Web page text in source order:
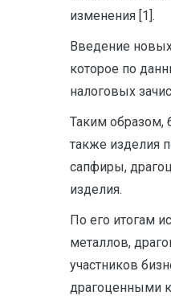
изменения [1].
Введение
которое по
налоговых
Таким образом,
также изделия
сапфиры,
изделия.
По его итогам
металлов,
участников
драгоценными